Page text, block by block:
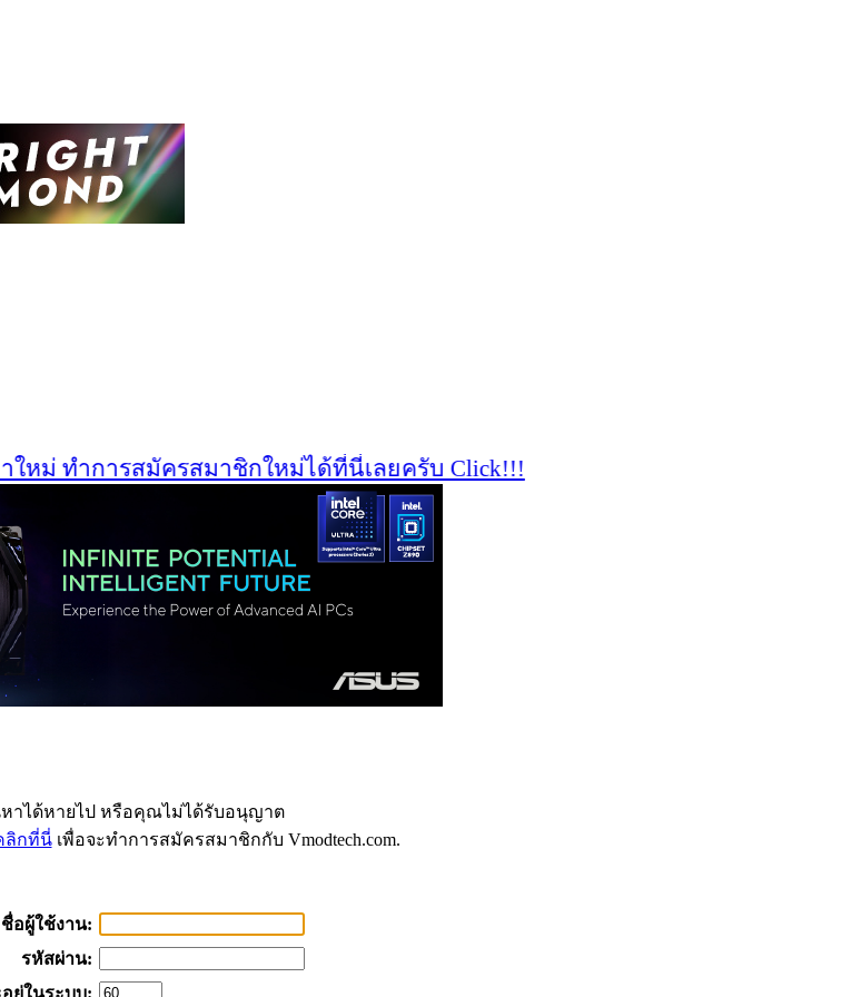
หม่ ทำการสมัครสมาชิกใหม่ได้ที่นี่เลยครับ Click!!!
าได้หายไป หรือคุณไม่ได้รับอนุญาต
ลิกที่นี่เพื่อจะทำการสมัครสมาชิกกับ Vmodtech.com.
ชื่อผู้ใช้งาน:
รหัสผ่าน:
ยู่ในระบบ: